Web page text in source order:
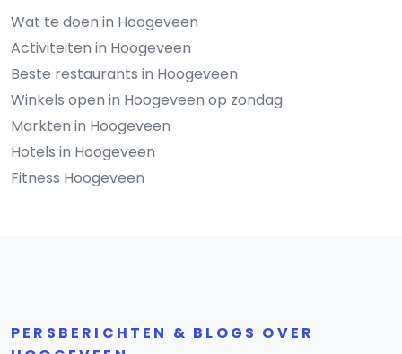
Wat te doen in Hoogeveen
Activiteiten in Hoogeveen
Beste restaurants in Hoogeveen
Winkels open in Hoogeveen op zondag
Markten in Hoogeveen
Hotels in Hoogeveen
Fitness Hoogeveen
PERSBERICHTEN & BLOGS OVER